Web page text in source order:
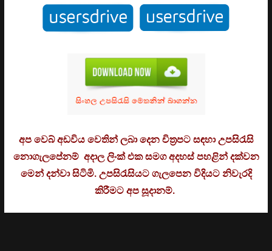
අප වෙබ් අඩවිය වෙතින් ලබා දෙන චිත්‍රපට සඳහා උපසිරැසි
නොගැලපේනම් අදාල ලිංක් එක සමග අදහස් පහළින් දක්වන
මෙන් දන්වා සිටිමි. උපසිරැසියට ගැලපෙන විදියට නිවැරදි
කිරීමට අප සූදානම්.